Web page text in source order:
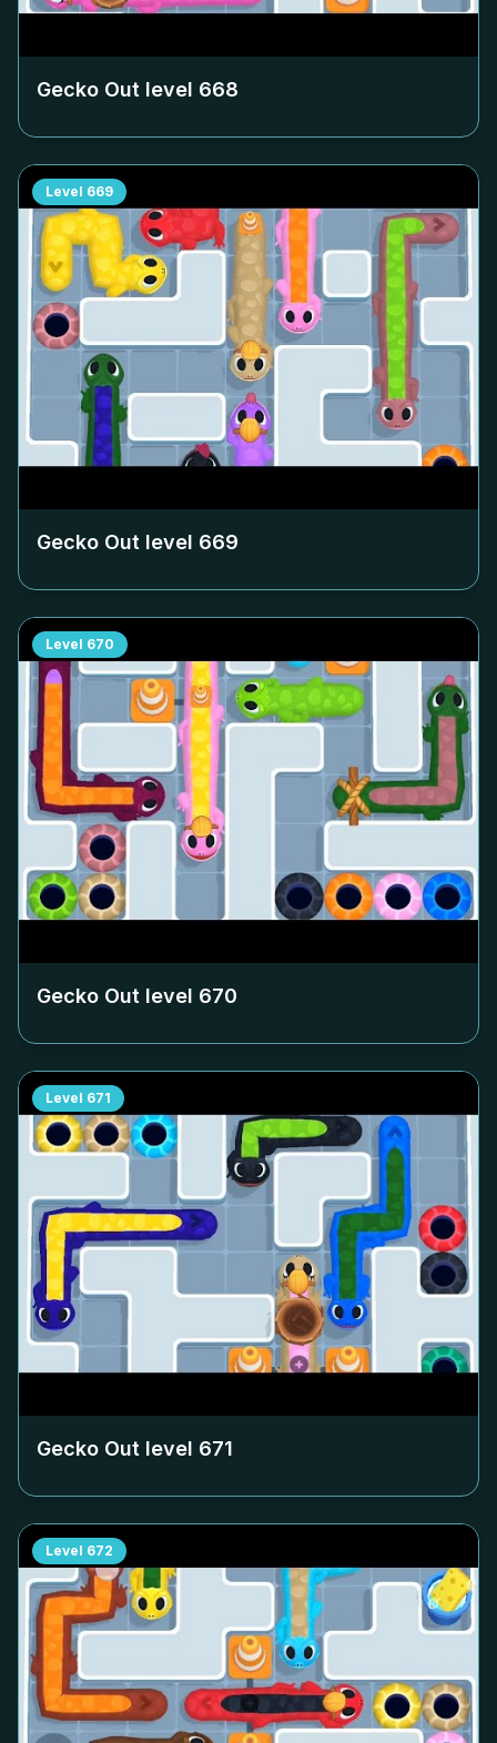
Gecko Out level 668
Level 669
Gecko Out level 669
Level 670
Gecko Out level 670
Level 671
Gecko Out level 671
Level 672